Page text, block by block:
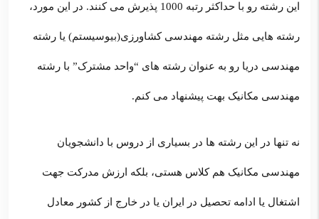
این رشته رو با حداکثر رتبه 1000 پذیرش می کنند. در این مورد،
رشته هایی مثل رشته مهندسی کشاورزی(بیوسیستم) یا رشته
مهندسی دریا رو به عنوان رشته های “واحد مشترک” با رشته
مهندسی مکانیک بهت پیشنهاد می کنم.
نه تنها در این رشته ها در بسیاری از دروس با دانشجویان
مهندسی مکانیک هم کلاس هستی، بلکه ارزش مدرکت جهت
اشتغال یا ادامه تحصیل در ایران یا در خارج از کشور معادل